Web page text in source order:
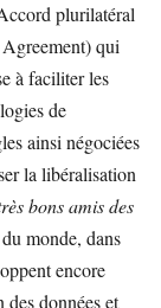
plurilatéral
qui
à faciliter les
de
ainsi négociées
la libéralisation
bons amis des
monde, dans
encore
données et